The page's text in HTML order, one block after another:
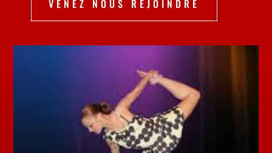
VENEZ NOUS REJOINDRE